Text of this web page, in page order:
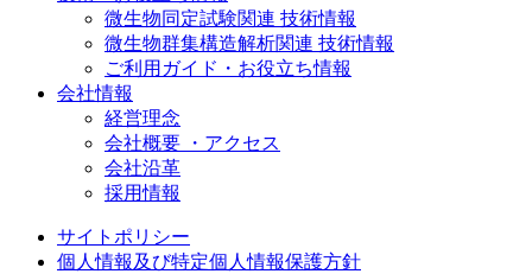
微生物同定試験関連 技術情報
微生物群集構造解析関連 技術情報
ご利用ガイド・お役立ち情報
会社情報
経営理念
会社概要 ・アクセス
会社沿革
採用情報
サイトポリシー
個人情報及び特定個人情報保護方針